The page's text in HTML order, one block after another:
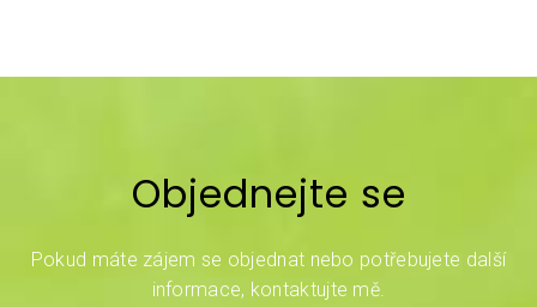
Objednejte se
Pokud máte zájem se objednat nebo potřebujete další
informace, kontaktujte mě.